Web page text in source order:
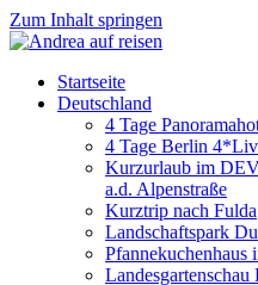
Zum Inhalt springen
Startseite
Deutschland
4 Tage
4 Tage Berlin
Kurzurlaub im
a.d. Alpenstraße
Kurztrip nach Fulda
Landschaftspark
Pfannekuchenhaus